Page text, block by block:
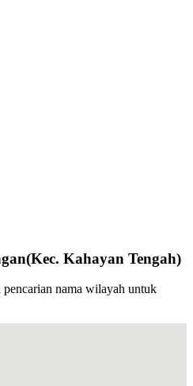
(Kec. Kahayan Tengah)
nama wilayah untuk